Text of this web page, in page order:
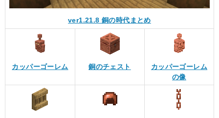
ver1.21.8 銅の時代まとめ
カッパーゴーレム 銅のチェスト
カッパーゴーレム
の像